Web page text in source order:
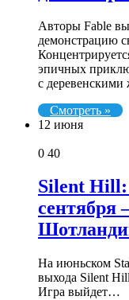
Авторы Fable
демонстрацию
эпичных
с
Смотреть »
12 июня
0 40
Silent Hill:
сентября
На июньском
выхода Silent
Игра выйдет…